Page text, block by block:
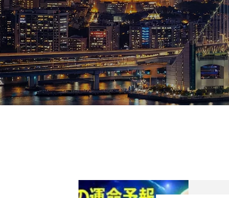
テニス四大大会・五輪
テニス四大大会・五輪